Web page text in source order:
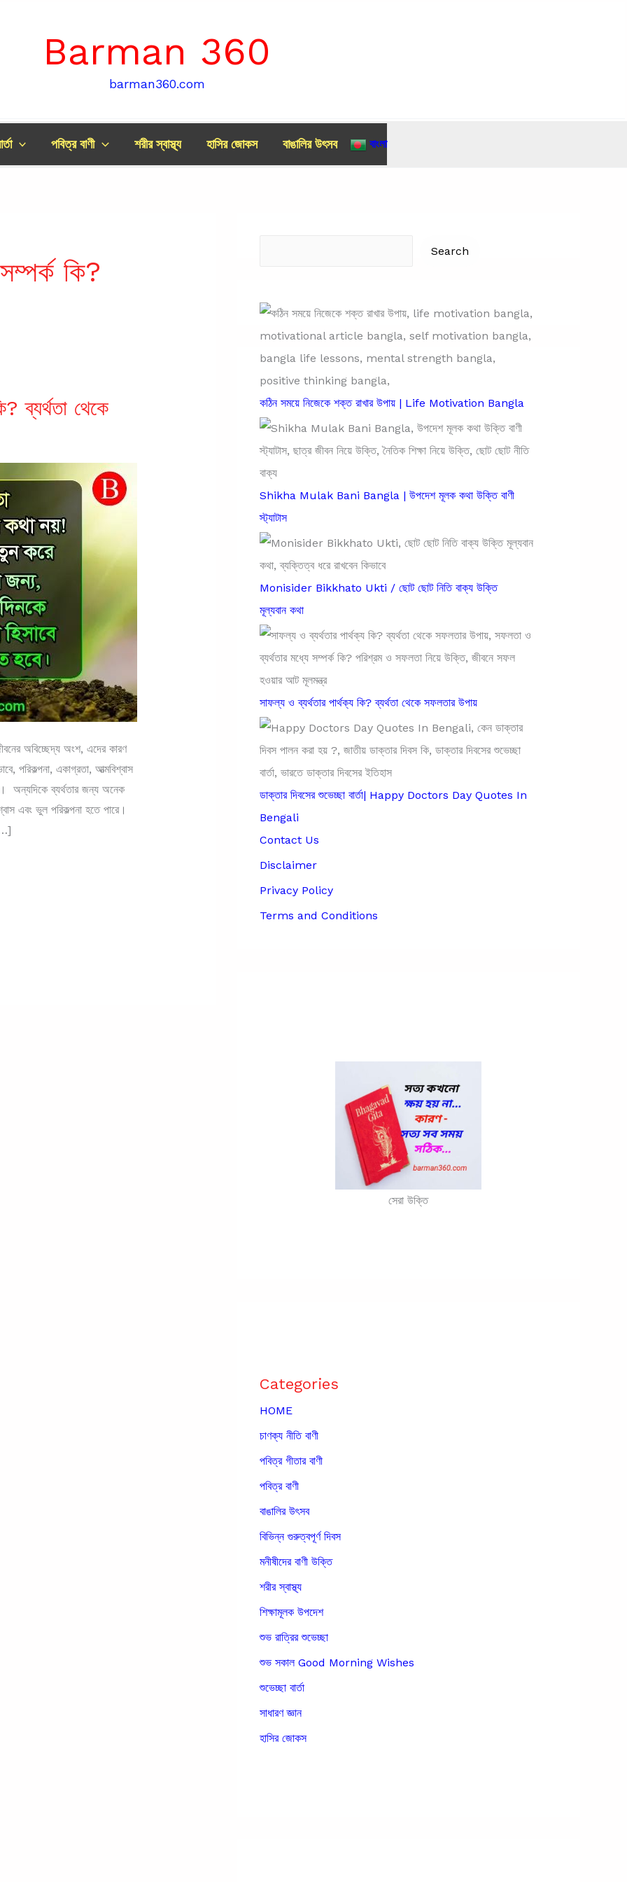
Barman 360
barman360.com
পবিত্র বাণী শরীর স্বাস্থ্য হাসির জোকস বাঙালির উৎসব বাংলা
কি?
ব্যর্থতা থেকে
অবিচ্ছেদ্য অংশ, এদের কারণ
পরিকল্পনা, একাগ্রতা, আত্মবিশ্বাস
অন্যদিকে ব্যর্থতার জন্য অনেক
এবং ভুল পরিকল্পনা হতে পারে।
Search
কঠিন সময়ে নিজেকে শক্ত রাখার উপায় | Life Motivation Bangla
Shikha Mulak Bani Bangla | উপদেশ মূলক কথা উক্তি বাণী
স্ট্যাটাস
Monisider Bikkhato Ukti / ছোট ছোট নিতি বাক্য উক্তি
মূল্যবান কথা
সাফল্য ও ব্যর্থতার পার্থক্য কি? ব্যর্থতা থেকে সফলতার উপায়
ডাক্তার দিবসের শুভেচ্ছা বার্তা| Happy Doctors Day Quotes In
Bengali
Contact Us
Disclaimer
Privacy Policy
Terms and Conditions
সেরা উক্তি
Categories
HOME
চাণক্য নীতি বাণী
পবিত্র গীতার বাণী
পবিত্র বাণী
বাঙালির উৎসব
বিভিন্ন গুরুত্বপূর্ণ দিবস
মনীষীদের বাণী উক্তি
শরীর স্বাস্থ্য
শিক্ষামূলক উপদেশ
শুভ রাত্রির শুভেচ্ছা
শুভ সকাল Good Morning Wishes
শুভেচ্ছা বার্তা
সাধারণ জ্ঞান
হাসির জোকস